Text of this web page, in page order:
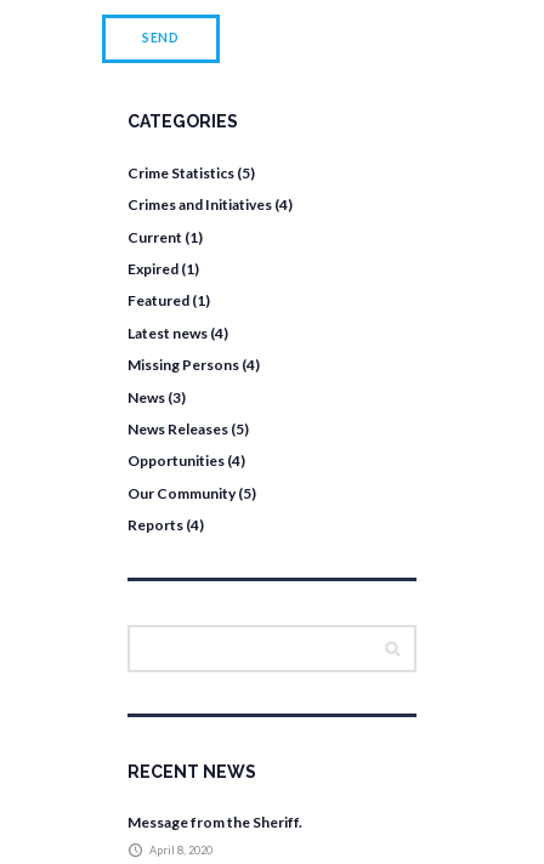
CATEGORIES
Crime Statistics (5)
Crimes and Initiatives (4)
Current (1)
Expired (1)
Featured (1)
Latest news (4)
Missing Persons (4)
News (3)
News Releases (5)
Opportunities (4)
Our Community(5)
Reports (4)
RECENT NEWS
Message from the Sheriff.
April 8, 2020